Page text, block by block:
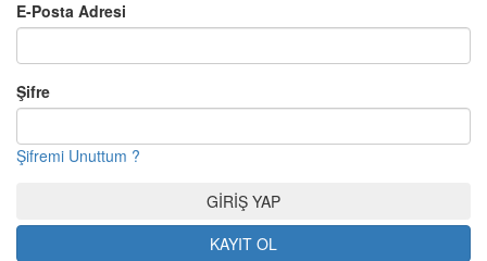
E-Posta Adresi
Şifre
Şifremi Unuttum ?
KAYIT OL